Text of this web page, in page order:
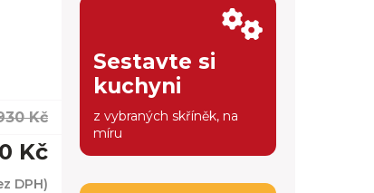
Kč
Kč
DPH)
Sestavte si
kuchyni
z vybraných skříněk, na
míru